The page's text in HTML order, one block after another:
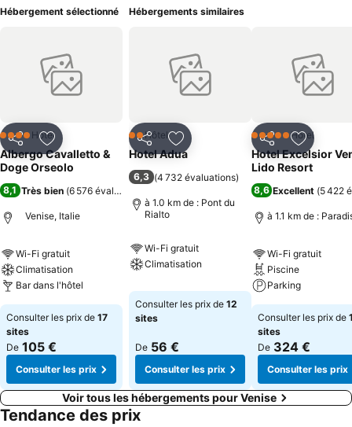
entouré d'un personnel cordial et d'un service impeccable.
Hébergement sélectionné
PartagerAjouter à mes favoris
4 ÉtoilesHôtel
Albergo Cavalletto &
Doge Orseolo
8,1 Très bien (6 576 évaluations
Venise, Italie
Wi-Fi gratuit
Climatisation
Bar dans l'hôtel
Consulter les prix de 17
sites
De 105 €
Consulter les prix
Hébergements similaires
PartagerAjouter à mes favoris
2 Étoiles
Hôtel
Hotel Adua
6,3 (4 732 évaluations)
à 1.0 km de : Pont du
Rialto
Wi-Fi gratuit
Climatisation
Consulter les prix de 12
sites
De 56 €
Consulter les prix
PartagerAjouter
5 Étoiles Hôtel
Hotel Excelsior
Lido Resort
8,6 Excellent (5 422
à 1.1 km de :
Wi-Fi gratuit
Piscine
Parking
Consulter les prix de
sites
De 324 €
Consulter les prix
Voir tous les hébergements pour Venise
Tendance des prix